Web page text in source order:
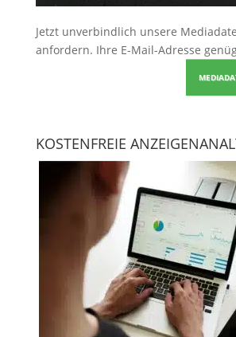
Jetzt unverbindlich unsere
anfordern. Ihre E-Mail-Adresse
KOSTENFREIE